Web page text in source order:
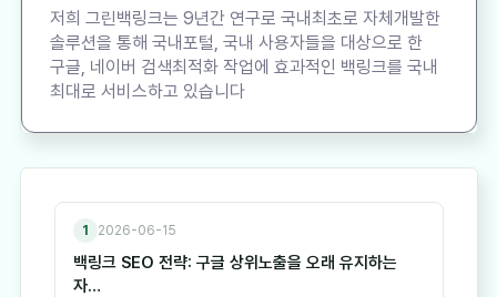
저희 그린백링크는 9년간 연구로 국내최초로 자체개발한
솔루션을 통해 국내포털, 국내 사용자들을 대상으로 한
구글, 네이버 검색최적화 작업에 효과적인 백링크를 국내
최대로 서비스하고 있습니다
1 2026-06-15
백링크 SEO 전략: 구글 상위노출을 오래 유지하는
자…